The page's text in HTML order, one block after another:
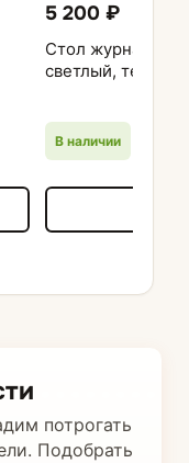
5 200 ₽
Стол
светлый, темный
В наличии
потрогать
Подобрать